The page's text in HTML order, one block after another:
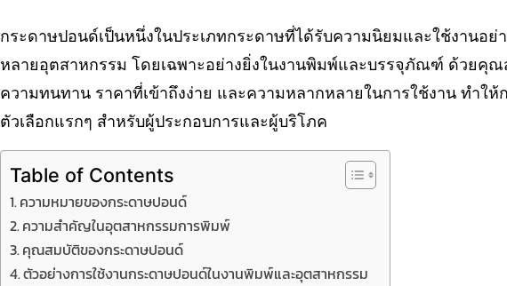
กระดาษปอนด์เป็นหนึ่งในประเภทกระดาษที่ได้รับความนิยมและใช้งานอย่
หลายอุตสาหกรรม โดยเฉพาะอย่างยิ่งในงานพิมพ์และบรรจุภัณฑ์ ด้วยคุ
ความทนทาน ราคาที่เข้าถึงง่าย และความหลากหลายในการใช้งาน ทำใ
ตัวเลือกแรกๆ สำหรับผู้ประกอบการและผู้บริโภค
Table of Contents
ความหมายของกระดาษปอนด์
ความสำคัญในอุตสาหกรรมการพิมพ์
คุณสมบัติของกระดาษปอนด์
ตัวอย่างการใช้งานกระดาษปอนด์ในงานพิมพ์และอุตสาหกรรม